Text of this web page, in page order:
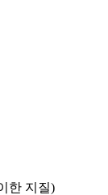
한 지질)